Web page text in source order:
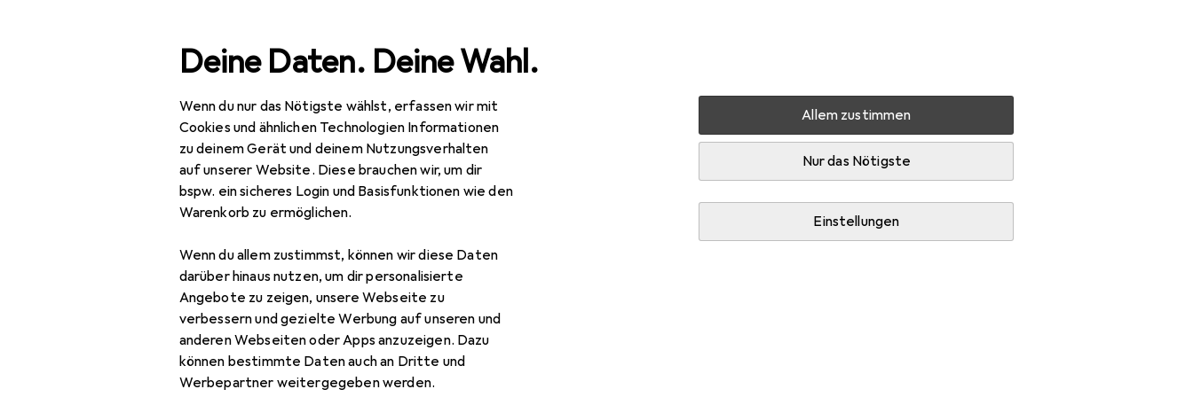
Deine Daten. Deine Wahl.
Wenn du nur das Nötigste wählst, erfassen wir mit
Cookies und ähnlichen Technologien Informationen
zu deinem Gerät und deinem Nutzungsverhalten
auf unserer Website. Diese brauchen wir, um dir
bspw. ein sicheres Login und Basisfunktionen wie den
Warenkorb zu ermöglichen.
Wenn du allem zustimmst, können wir diese Daten
darüber hinaus nutzen, um dir personalisierte
Angebote zu zeigen, unsere Webseite zu
verbessern und gezielte Werbung auf unseren und
anderen Webseiten oder Apps anzuzeigen. Dazu
können bestimmte Daten auch an Dritte und
Werbepartner weitergegeben werden.
Allem zustimmen
Nur das Nötigste
Einstellungen
Navigation nach Kategorien Gesamtsortiment IT + Multimedia Audio Bluetooth Lautsprecher Boompods Beachboom
5 h
Zubehör für Boompods Beachboom